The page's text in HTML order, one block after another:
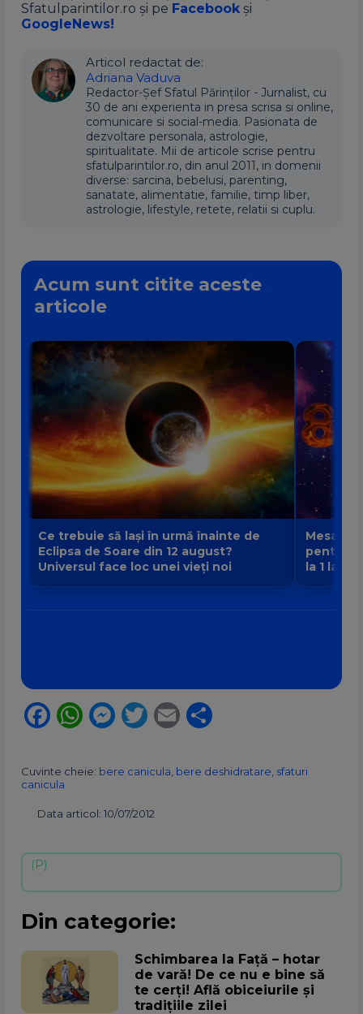
Sfatulparintilor.ro și pe Facebook și
GoogleNews!
Articol redactat de:
Adriana Vaduva
Redactor-Șef Sfatul Părinților - Jurnalist, cu
30 de ani experienta in presa scrisa si online,
comunicare si social-media. Pasionata de
dezvoltare personala, astrologie,
spiritualitate. Mii de articole scrise pentru
sfatulparintilor.ro, din anul 2011, in domenii
diverse: sarcina, bebelusi, parenting,
sanatate, alimentatie, familie, timp liber,
astrologie, lifestyle, retete, relatii si cuplu.
Acum sunt citite aceste
articole
Ce trebuie să lași în urmă înainte de
Eclipsa de Soare din 12 august?
Universul face loc unei vieți noi
Mesajul
pentru
la 1 la 9
Facebook
WhatsApp
Messenger
Twitter
Email
Cuvinte cheie: bere canicula bere deshidratare sfaturi
canicula
Data articol: 10/07/2012
Din categorie:
Schimbarea la Față – hotar
de vară! De ce nu e bine să
te cerți! Află obiceiurile și
tradițiile zilei